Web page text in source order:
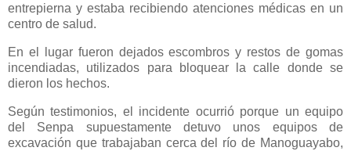
entrepierna y estaba recibiendo atenciones médicas en un
centro de salud.
En el lugar fueron dejados escombros y restos de gomas
incendiadas, utilizados para bloquear la calle donde se
dieron los hechos.
Según testimonios, el incidente ocurrió porque un equipo
del Senpa supuestamente detuvo unos equipos de
excavación que trabajaban cerca del río de Manoguayabo,